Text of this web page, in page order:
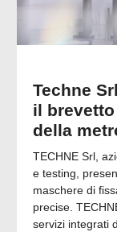
Techne
il
della
TECHNE Srl,
e testing,
maschere di
precise.
servizi integrati